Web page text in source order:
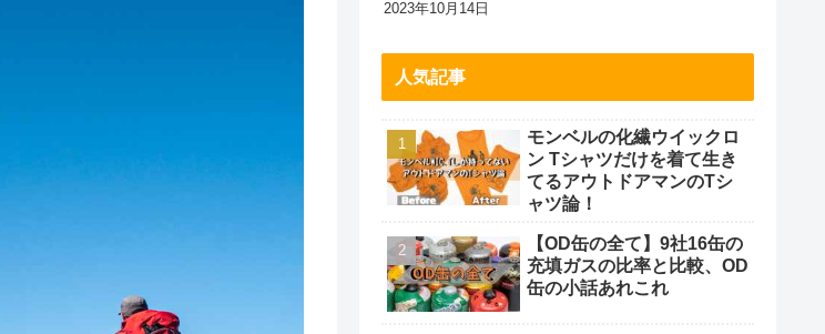
2023年10月14日
人気記事
モンベルの化繊ウイックロ
ン Tシャツだけを着て生き
てるアウトドアマンのTシ
ャツ論！
【OD缶の全て】9社16缶の
充填ガスの比率と比較、OD
缶の小話あれこれ